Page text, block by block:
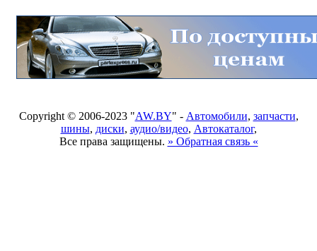
Copyright © 2006-2023 "AW.BY" - Автомобили, запчасти,
шины, диски, аудио/видео, Автокаталог,
Все права защищены. » Обратная связь «